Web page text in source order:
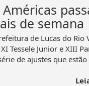
Américas
de semana
de Lucas do Rio
Tessele Junior e XIII
de ajustes que